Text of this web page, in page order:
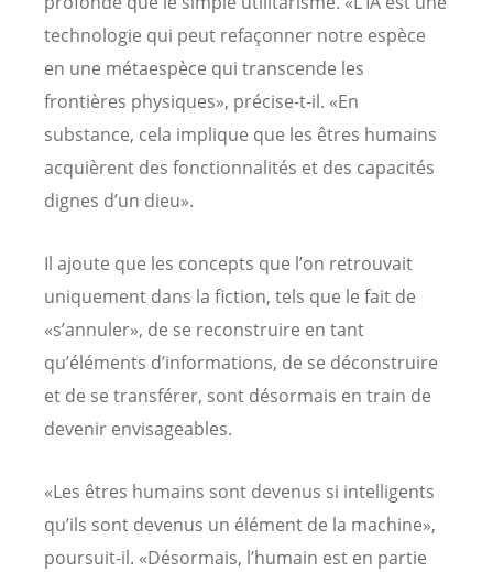
technologie qui peut refaçonner notre espèce
en une métaespèce qui transcende les
frontières physiques», précise-t-il. «En
substance, cela implique que les êtres humains
acquièrent des fonctionnalités et des capacités
dignes d’un dieu».
Il ajoute que les concepts que l’on retrouvait
uniquement dans la fiction, tels que le fait de
«s’annuler», de se reconstruire en tant
qu’éléments d’informations, de se déconstruire
et de se transférer, sont désormais en train de
devenir envisageables.
«Les êtres humains sont devenus si intelligents
qu’ils sont devenus un élément de la machine»,
poursuit-il. «Désormais, l’humain est en partie